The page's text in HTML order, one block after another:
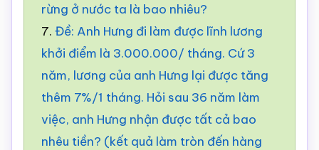
rừng ở nước ta là bao nhiêu?
7. Đề: Anh Hưng đi làm được lĩnh lương
khởi điểm là 3.000.000/ tháng. Cứ 3
năm, lương của anh Hưng lại được tăng
thêm 7%/1 tháng. Hỏi sau 36 năm làm
việc, anh Hưng nhận được tất cả bao
nhêu tiền? (kết quả làm tròn đến hàng